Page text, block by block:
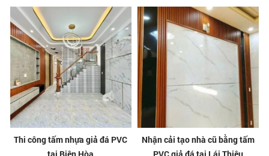
Thi công tấm nhựa giả đá PVC
Nhận cải tạo nhà cũ bằng tấm